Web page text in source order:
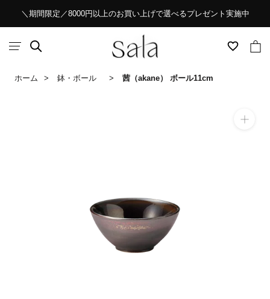
キ
ッ
＼期間限定／8000円以上のお買い上げで選べるプレゼント実施中
ホーム 鉢・ボール 茜（akane） ボール11cm